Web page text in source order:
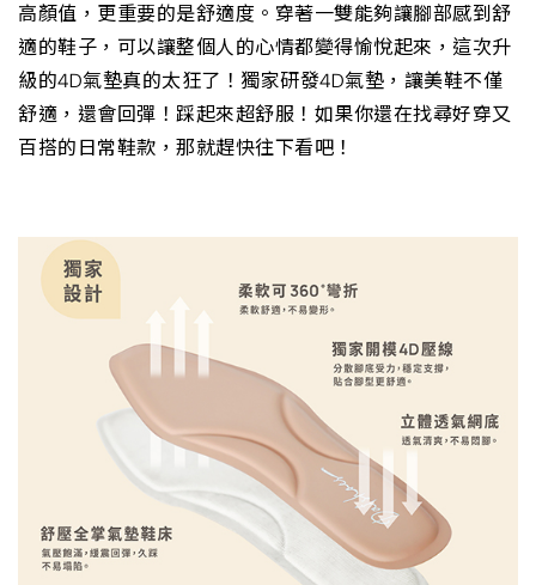
高顏值，更重要的是舒適度。穿著一雙能夠讓腳部感到舒
適的鞋子，可以讓整個人的心情都變得愉悅起來，這次升
級的4D氣墊真的太狂了！獨家研發4D氣墊，讓美鞋不僅
舒適，還會回彈！踩起來超舒服！如果你還在找尋好穿又
百搭的日常鞋款，那就趕快往下看吧！